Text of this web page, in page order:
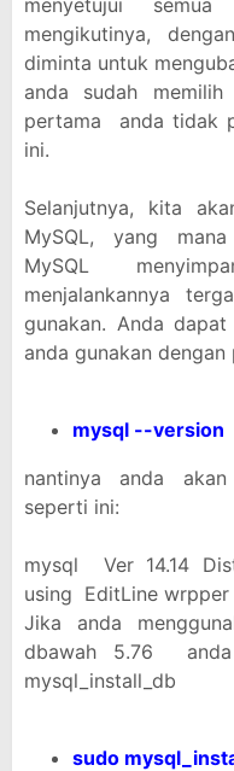
menyetujui
mengikutinya,
diminta untuk
anda sudah
pertama anda tidak
ini.
Selanjutnya, kita
MySQL, yang
MySQL
menjalankannya
gunakan. Anda
anda gunakan
mysql --version
nantinya anda
seperti ini:
mysql Ver 14.14
using EditLine wrpper
Jika anda
dbawah 5.76 anda
mysql_install_db
sudo